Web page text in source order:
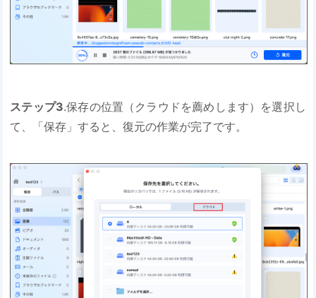
ステップ3.保存の位置（クラウドを薦めします）を選択し
て、「保存」すると、復元の作業が完了です。